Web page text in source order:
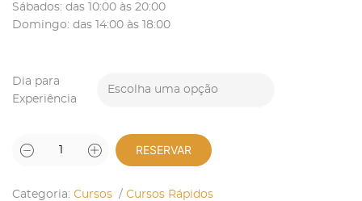
Sábados: das 10:00 às 20:00
Domingo: das 14:00 às 18:00
Dia para
Experiência
Escolha uma opção
RESERVAR
Categoria: Cursos / Cursos Rápidos